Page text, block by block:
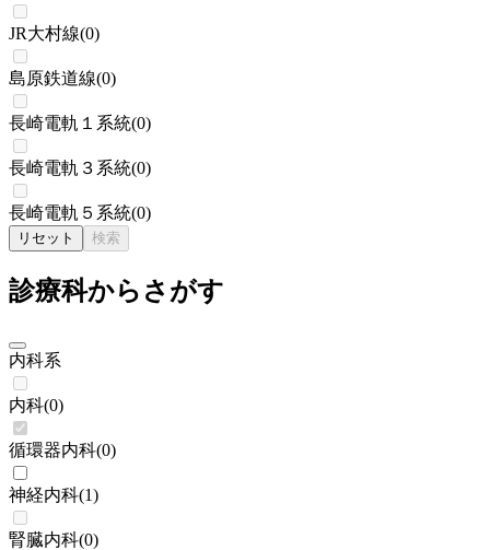
JR大村線(0)
島原鉄道線(0)
長崎電軌１系統(0)
長崎電軌３系統(0)
長崎電軌５系統(0)
リセット 検索
診療科からさがす
内科系
内科(0)
循環器内科(0)
神経内科(1)
腎臓内科(0)